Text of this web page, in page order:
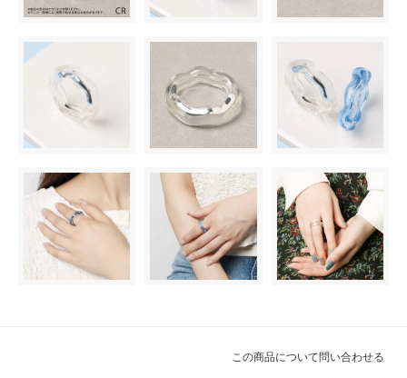
この商品について問い合わせる